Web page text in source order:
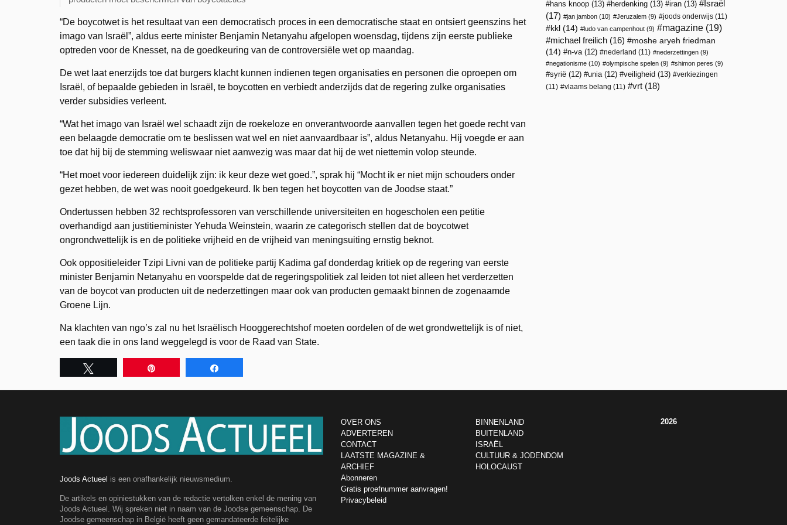
“De boycotwet is het resultaat van een democratisch proces in een democratische staat en ontsiert geenszins het
imago van Israël”, aldus eerte minister Benjamin Netanyahu afgelopen woensdag, tijdens zijn eerste publieke
optreden voor de Knesset, na de goedkeuring van de controversiële wet op maandag.
De wet laat enerzijds toe dat burgers klacht kunnen indienen tegen organisaties en personen die oproepen om
Israël, of bepaalde gebieden in Israël, te boycotten en verbiedt anderzijds dat de regering zulke organisaties
verder subsidies verleent.
“Wat het imago van Israël wel schaadt zijn de roekeloze en onverantwoorde aanvallen tegen het goede recht van
een belaagde democratie om te beslissen wat wel en niet aanvaardbaar is”, aldus Netanyahu. Hij voegde er aan
toe dat hij bij de stemming weliswaar niet aanwezig was maar dat hij de wet niettemin volop steunde.
“Het moet voor iedereen duidelijk zijn: ik keur deze wet goed.”, sprak hij “Mocht ik er niet mijn schouders onder
gezet hebben, de wet was nooit goedgekeurd. Ik ben tegen het boycotten van de Joodse staat.”
Ondertussen hebben 32 rechtsprofessoren van verschillende universiteiten en hogescholen een petitie
overhandigd aan justitieminister Yehuda Weinstein, waarin ze categorisch stellen dat de boycotwet
ongrondwettelijk is en de politieke vrijheid en de vrijheid van meningsuiting ernstig beknot.
Ook oppositieleider Tzipi Livni van de politieke partij Kadima gaf donderdag kritiek op de regering van eerste
minister Benjamin Netanyahu en voorspelde dat de regeringspolitiek zal leiden tot niet alleen het verderzetten
van de boycot van producten uit de nederzettingen maar ook van producten gemaakt binnen de zogenaamde
Groene Lijn.
Na klachten van ngo’s zal nu het Israëlisch Hooggerechtshof moeten oordelen of de wet grondwettelijk is of niet,
een taak die in ons land weggelegd is voor de Raad van State.
hans knoop (13) herdenking (13) iran (13)
Israël
(17)
jan jambon (10) Jeruzalem (9) joods onderwijs (11)
kkl (14) ludo van campenhout (9) magazine (19)
michael freilich (16)
moshe aryeh friedman
(14)
n-va(12) nederland (11) nederzettingen (9)
negationisme (10) olympische spelen (9) shimon peres (9)
syrië (12) unia(12) veiligheid (13)
verkiezingen
(11)
vlaams belang (11) vrt (18)
Joods Actueel is een onafhankelijk nieuwsmedium.
De artikels en opiniestukken van de redactie vertolken enkel de mening van
Joods Actueel. Wij spreken niet in naam van de Joodse gemeenschap. De
Joodse gemeenschap in België heeft geen gemandateerde feitelijke
OVER ONS
ADVERTEREN
CONTACT
LAATSTE MAGAZINE &
ARCHIEF
Abonneren
Gratis proefnummer aanvragen!
Privacybeleid
BINNENLAND
BUITENLAND
ISRAËL
CULTUUR & JODENDOM
HOLOCAUST
2026